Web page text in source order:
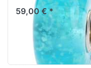
59,00 € *